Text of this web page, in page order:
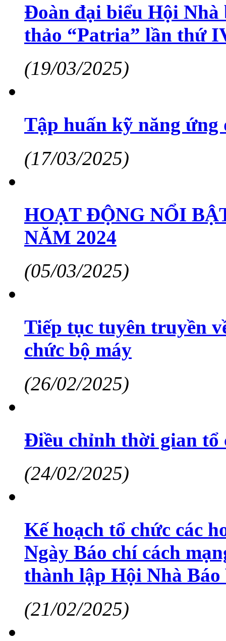
Đoàn đại biểu Hội
thảo “Patria” lần thứ
(19/03/2025)
Tập huấn kỹ năng
(17/03/2025)
HOẠT ĐỘNG NỔI
NĂM 2024
(05/03/2025)
Tiếp tục tuyên truyền
chức bộ máy
(26/02/2025)
Điều chỉnh thời gian tổ
(24/02/2025)
Kế hoạch tổ chức các
Ngày Báo chí cách
thành lập Hội Nhà Báo
(21/02/2025)